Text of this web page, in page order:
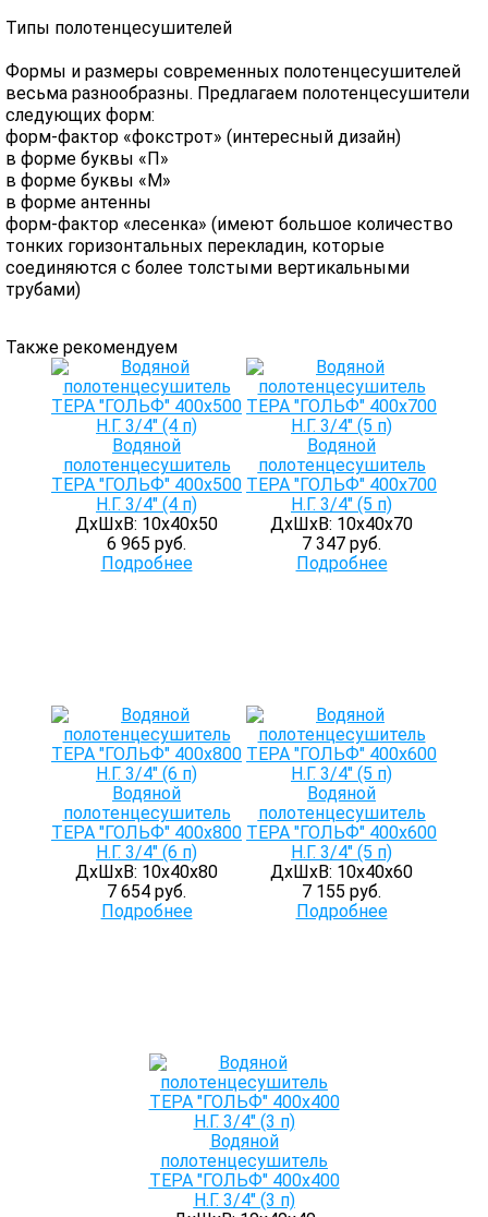
Типы полотенцесушителей
Формы и размеры современных полотенцесушителей
весьма разнообразны. Предлагаем полотенцесушители
следующих форм:
форм-фактор «фокстрот» (интересный дизайн)
в форме буквы «П»
в форме буквы «М»
в форме антенны
форм-фактор «лесенка» (имеют большое количество
тонких горизонтальных перекладин, которые
соединяются с более толстыми вертикальными
трубами)
Также рекомендуем
Водяной
полотенцесушитель
ТЕРА "ГОЛЬФ" 400х500
Н.Г. 3/4" (4 п)
ДхШхВ: 10х40х50
6 965 руб.
Подробнее
Водяной
полотенцесушитель
ТЕРА "ГОЛЬФ" 400х700
Н.Г. 3/4" (5 п)
ДхШхВ: 10х40х70
7 347 руб.
Подробнее
Водяной
полотенцесушитель
ТЕРА "ГОЛЬФ" 400х800
Н.Г. 3/4" (6 п)
ДхШхВ: 10х40х80
7 654 руб.
Подробнее
Водяной
полотенцесушитель
ТЕРА "ГОЛЬФ" 400х600
Н.Г. 3/4" (5 п)
ДхШхВ: 10х40х60
7 155 руб.
Подробнее
Водяной
полотенцесушитель
ТЕРА "ГОЛЬФ" 400х400
Н.Г. 3/4" (3 п)